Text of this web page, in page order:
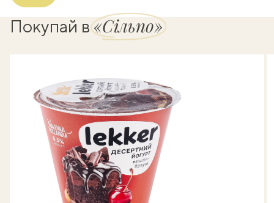
Покупай в«Сільпо»